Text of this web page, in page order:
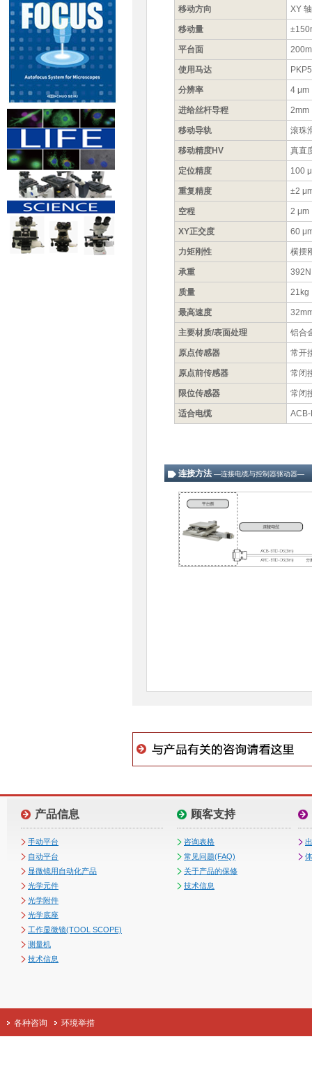
移动方向 XY
移动量
平台面
使用马达
分辨率 4 μm
进给丝杆导程 2mm
移动导轨 滚珠
移动精度HV 真直
定位精度 100
重复精度 ±2
空程 2 μm
XY正交度 60
力矩刚性 横摆
承重
质量 21kg
最高速度
主要材质/表面处理 铝合
原点传感器 常开
原点前传感器 常闭
限位传感器 常闭
适合电缆
连接方法―连接电缆与控制器驱动器―
产品信息
手动平台
自动平台
显微镜用自动化产品
光学元件
光学附件
光学底座
工作显微镜(TOOL SCOPE)
测量机
技术信息
顾客支持
咨询表格
常见问题(FAQ)
关于产品的保修
技术信息
各种咨询 环境举措